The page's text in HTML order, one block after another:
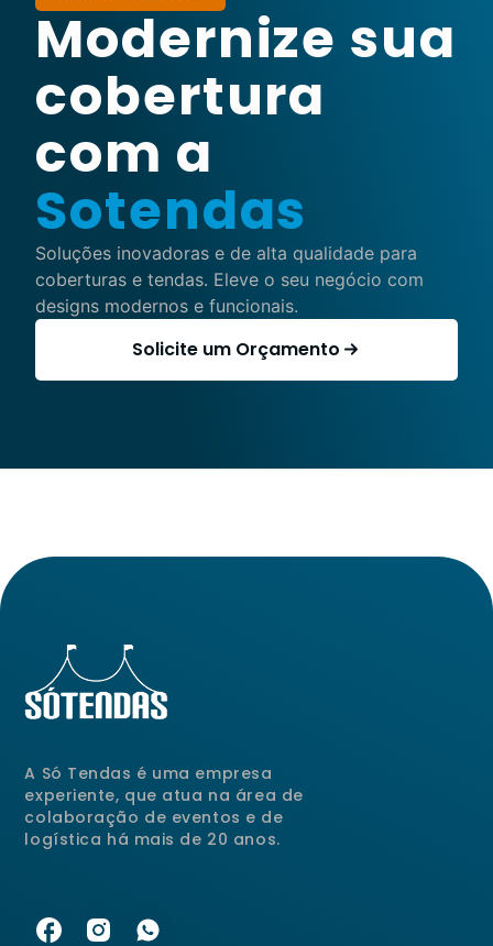
Modernize sua
cobertura
com a
Sotendas
Soluções inovadoras e de alta qualidade para
coberturas e tendas. Eleve o seu negócio com
designs modernos e funcionais.
Solicite um Orçamento
A Só Tendas é uma empresa
experiente, que atua na área de
colaboração de eventos e de
logística há mais de 20 anos.